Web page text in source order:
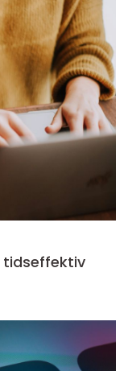
tidseffektiv